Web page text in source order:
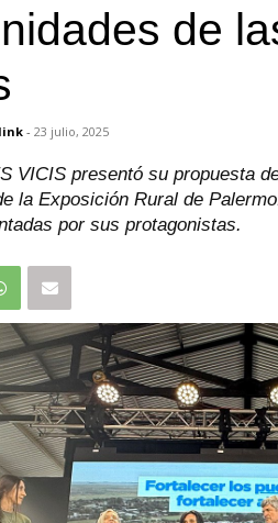
de
- 23 julio, 2025
VICIS presentó su propuesta
la Exposición Rural de
por sus protagonistas.